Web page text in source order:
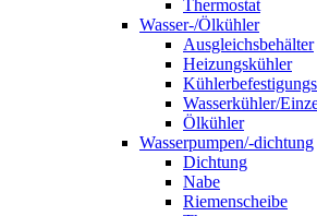
Thermostat
Wasser-/Ölkühler
Ausgleichsbehälter
Heizungskühler
Wasserkühler/
Ölkühler
Wasserpumpen/-dichtung
Dichtung
Nabe
Riemenscheibe